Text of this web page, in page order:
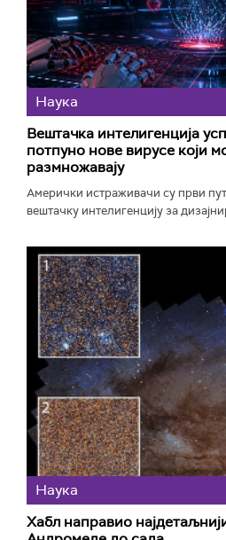
Наука
Вештачка интелигенција
потпуно нове вирусе који
размножавају
Амерички истраживачи су први
вештачку интелигенцију за
Наука
Хабл направио